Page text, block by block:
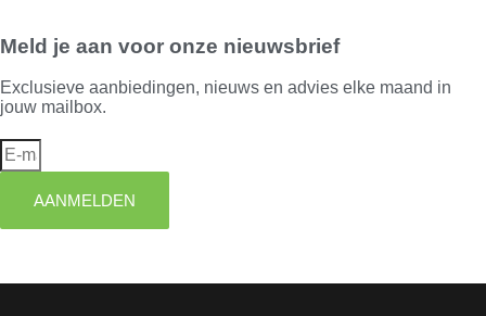
Meld je aan voor onze nieuwsbrief
Exclusieve aanbiedingen, nieuws en advies elke maand in
jouw mailbox.
AANMELDEN